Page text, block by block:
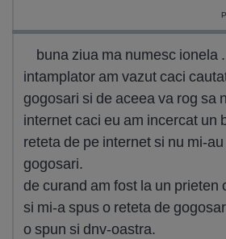
buna ziua ma numesc ionela .
intamplator am vazut caci
gogosari si de aceea va rog sa
internet caci eu am incercat un
reteta de pe internet si nu mi-
gogosari.
de curand am fost la un prieten
si mi-a spus o reteta de
o spun si dnv-oastra.